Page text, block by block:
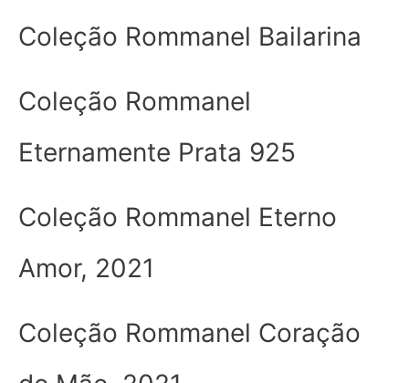
Coleção Rommanel Bailarina
Coleção Rommanel
Eternamente Prata 925
Coleção Rommanel Eterno
Amor, 2021
Coleção Rommanel Coração